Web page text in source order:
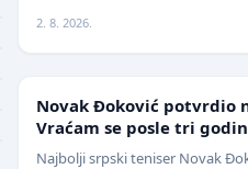
2. 8. 2026.
Novak Đoković potvrdio
Vraćam se posle tri
Najbolji srpski teniser Novak